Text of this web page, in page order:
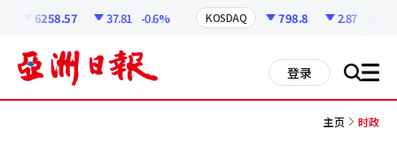
6258.57 37.81 -0.6% KOSDAQ 798.8 2.87
登录 搜 all
主页 时政